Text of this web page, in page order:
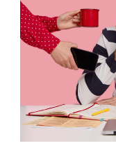
Marketing
Digital
Academia
Digital